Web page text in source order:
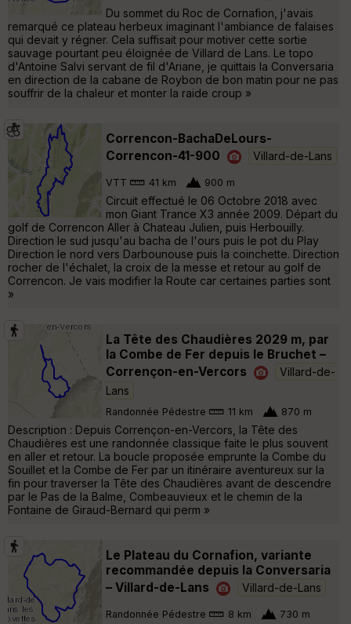
Du sommet du Roc de Cornafion, j'avais
remarqué ce plateau herbeux imaginant l'ambiance de falaises
qui devait y régner. Cela suffisait pour motiver cette sortie
sauvage pourtant peu éloignée de Villard de Lans. Le topo
d'Antoine Salvi servant de fil d'Ariane, je quittais la Conversaria
en direction de la cabane de Roybon de bon matin pour ne pas
souffrir de la chaleur et monter la raide croup »
Correncon-BachaDeLours-
Correncon-41-900
Villard-de-Lans
VTT 41 km 900 m
Circuit effectué le 06 Octobre 2018 avec
mon Giant Trance X3 année 2009. Départ du
golf de Correncon Aller à Chateau Julien, puis Herbouilly.
Direction le sud jusqu'au bacha de l'ours puis le pot du Play
Direction le nord vers Darbounouse puis la coinchette. Direction
rocher de l'échalet, la croix de la messe et retour au golf de
Correncon. Je vais modifier la Route car certaines parties sont
»
La Tête des Chaudières 2029 m, par
la Combe de Fer depuis le Bruchet –
Corrençon-en-Vercors
Villard-de-
Lans
Randonnée Pédestre 11 km 870 m
Description : Depuis Corrençon-en-Vercors, la Tête des
Chaudières est une randonnée classique faite le plus souvent
en aller et retour. La boucle proposée emprunte la Combe du
Souillet et la Combe de Fer par un itinéraire aventureux sur la
fin pour traverser la Tête des Chaudières avant de descendre
par le Pas de la Balme, Combeauvieux et le chemin de la
Fontaine de Giraud-Bernard qui perm »
Le Plateau du Cornafion, variante
recommandée depuis la Conversaria
– Villard-de-Lans
Villard-de-Lans
Randonnée Pédestre 8 km 730 m